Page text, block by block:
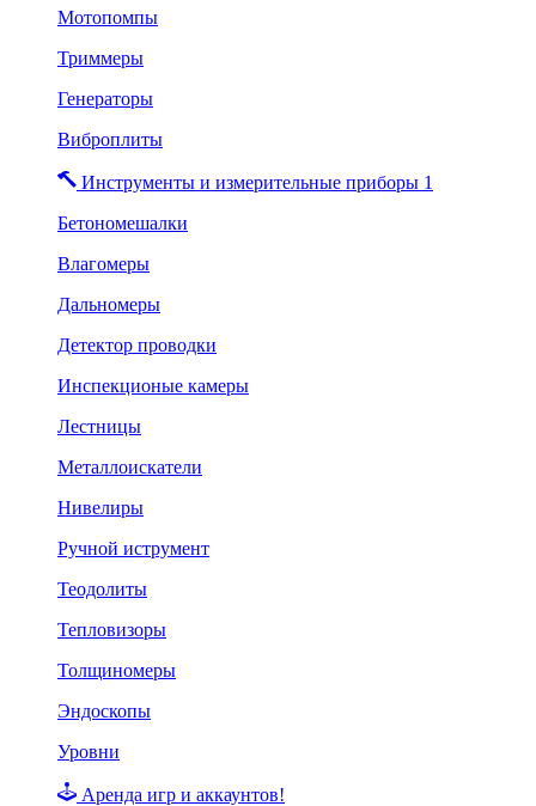
Мотопомпы
Триммеры
Генераторы
Виброплиты
Инструменты и измерительные приборы 1
Бетономешалки
Влагомеры
Дальномеры
Детектор проводки
Инспекционые камеры
Лестницы
Металлоискатели
Нивелиры
Ручной иструмент
Теодолиты
Тепловизоры
Толщиномеры
Эндоскопы
Уровни
Аренда игр и аккаунтов!